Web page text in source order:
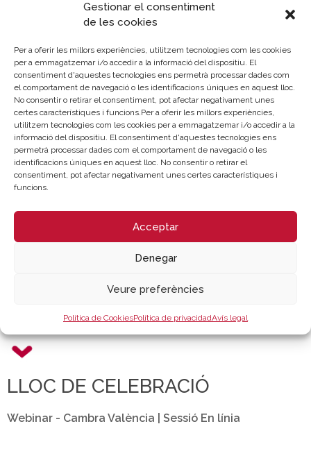
Gestionar el consentiment
de les cookies
Per a oferir les millors experiències, utilitzem tecnologies com les cookies
per a emmagatzemar i/o accedir a la informació del dispositiu. El
consentiment d'aquestes tecnologies ens permetrà processar dades com
el comportament de navegació o les identificacions úniques en aquest lloc.
No consentir o retirar el consentiment, pot afectar negativament unes
certes característiques i funcions.Per a oferir les millors experiències,
utilitzem tecnologies com les cookies per a emmagatzemar i/o accedir a la
informació del dispositiu. El consentiment d'aquestes tecnologies ens
permetrà processar dades com el comportament de navegació o les
identificacions úniques en aquest lloc. No consentir o retirar el
consentiment, pot afectar negativament unes certes característiques i
funcions.
Acceptar
Denegar
Veure preferències
Política de CookiesPolítica de privacidadAvís legal
contenció de danys i la resolució de problemes.
PREU
Gratuito
MÉS INFORMACIÓ
comercio@camaravalencia.com
LLOC DE CELEBRACIÓ
Webinar - Cambra València | Sessió En línia